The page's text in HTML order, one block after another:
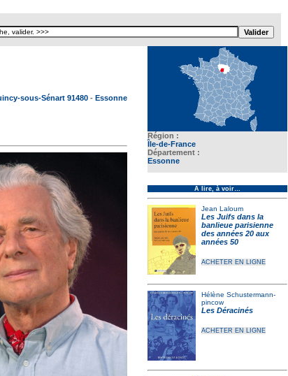
Région :
Île-de-France
Département :
Essonne
À lire, à voir…
Jean Laloum
Les Juifs dans la
banlieue parisienne
des années 20 aux
années 50
ACHETER EN LIGNE
Hélène Schustermann-
pincow
Les Déracinés
ACHETER EN LIGNE
sous-Sénart 91480 - Essonne